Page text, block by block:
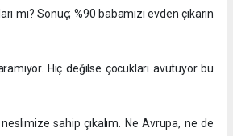
mı? Sonuç; %90 babamızı evden çıkarın
Hiç değilse çocukları avutuyor bu
sahip çıkalım. Ne Avrupa, ne de